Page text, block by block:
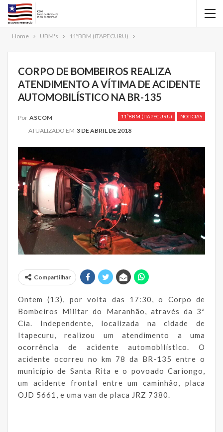
Home UBM's 11ºBBM (ITAPECURU)
CORPO DE BOMBEIROS REALIZA
ATENDIMENTO A VÍTIMA DE ACIDENTE
AUTOMOBILÍSTICO NA BR-135
11ºBBM (ITAPECURU) NOTICIAS
Por ASCOM
ATUALIZADO EM 3 DE ABRIL DE 2018
Compartilhar
Ontem (13), por volta das 17:30, o Corpo de
Bombeiros Militar do Maranhão, através da 3ª
Cia. Independente, localizada na cidade de
Itapecuru, realizou um atendimento a uma
ocorrência de acidente automobilístico. O
acidente ocorreu no km 78 da BR-135 entre o
município de Santa Rita e o povoado Cariongo,
um acidente frontal entre um caminhão, placa
OJD 5661, e uma van de placa JRZ 7380.